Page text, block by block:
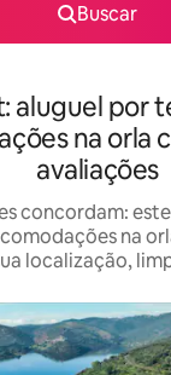
Buscar
aluguel por
na orla
avaliações
concordam:
na
localização,